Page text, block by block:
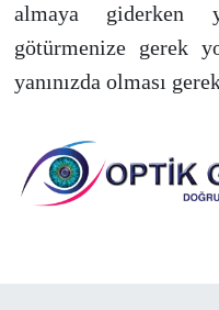
almaya giderken
götürmenize gerek
yanınızda olması